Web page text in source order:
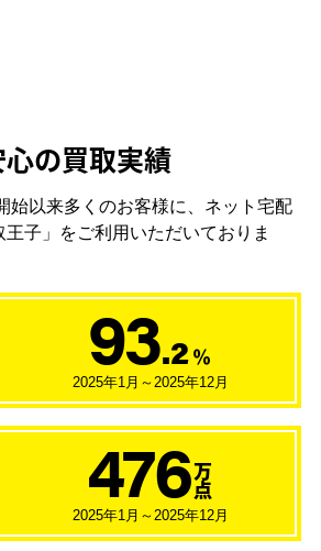
心の買取実績
始以来多くのお客様に、 ネット宅配
子」をご利用いただいておりま
93.2 ％
2025年1月～2025年12月
476 万
点
2025年1月～2025年12月